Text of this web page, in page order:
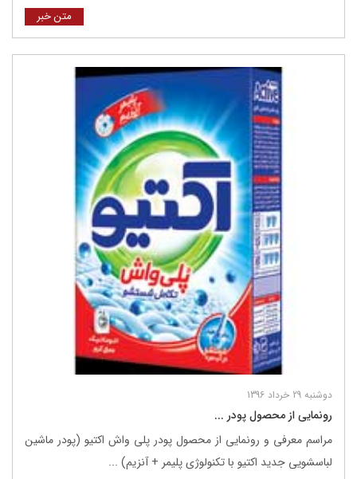
متن خبر
دوشنبه 29 خرداد 1396
رونمایی از محصول پودر ...
مراسم معرفی و رونمایی از محصول پودر پلی واش اکتیو (پودر ماشین
لباسشویی جدید اکتیو با تکنولوژی پلیمر + آنزیم) ...